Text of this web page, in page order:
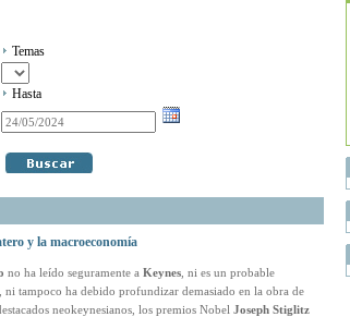
Temas
Hasta
y la macroeconomía
no ha leído seguramente a Keynes, ni es un probable
ni tampoco ha debido profundizar demasiado en la obra de
neokeynesianos, los premios Nobel Joseph Stiglitz